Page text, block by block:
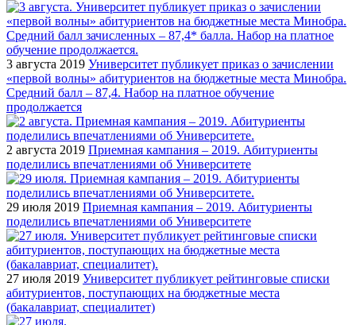
3 августа 2019 Университет публикует приказ о зачислении
«первой волны» абитуриентов на бюджетные места Минобра.
Средний балл – 87,4. Набор на платное обучение
продолжается
2 августа 2019 Приемная кампания – 2019. Абитуриенты
поделились впечатлениями об Университете
29 июля 2019 Приемная кампания – 2019. Абитуриенты
поделились впечатлениями об Университете
27 июля 2019 Университет публикует рейтинговые списки
абитуриентов, поступающих на бюджетные места
(бакалавриат, специалитет)